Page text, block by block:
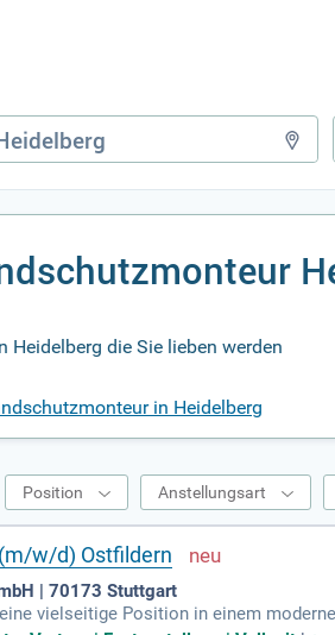
die Sie lieben werden
in Heidelberg
Position Anstellungsart
w/d) Ostfildern
| 70173 Stuttgart
vielseitige Position in einem